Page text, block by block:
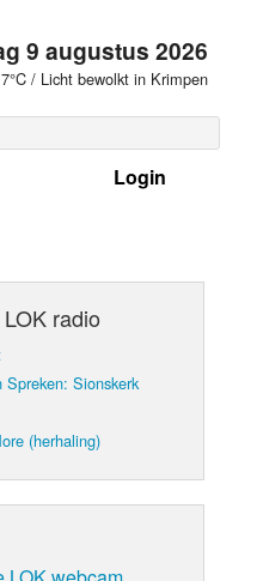
9 augustus 2026
/ Licht bewolkt in Krimpen
Login
radio
Spreken: Sionskerk
(herhaling)